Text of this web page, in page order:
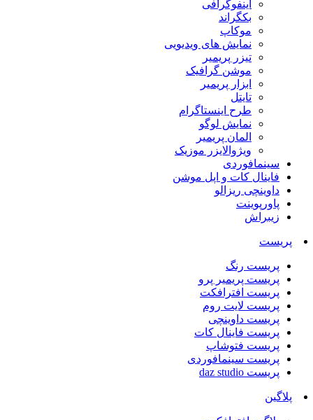
اینفوگرافی
بکگراند
موکاپ
نمایش های ویدیویی
تیزر پریمیر
موشن گرافیک
ابزار پریمیر
تایتل
طرح اینستاگرام
نمایش لوگو
المان پریمیر
ویژوالایزر موزیک
سینمافوردی
فاینال کات و اپل موشن
داوینچی ریزالو
پاورپوینت
زیبراش
پریست
پریست رنگ
پریست پریمیر پرو
پریست افترافکت
پریست لایت روم
پریست داوینچی
پریست فاینال کات
پریست فتوشاپ
پریست سینمافوردی
پریست daz studio
پلاگین